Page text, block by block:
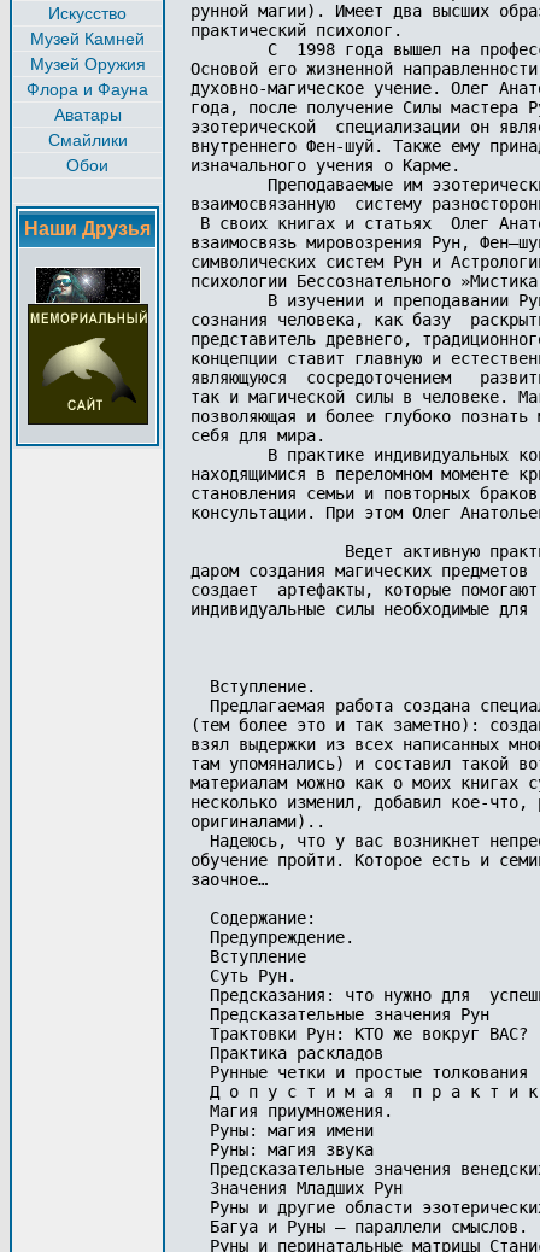
Искусство
Музей Камней
Музей Оружия
Флора и Фауна
Аватары
Смайлики
Обои
Наши Друзья